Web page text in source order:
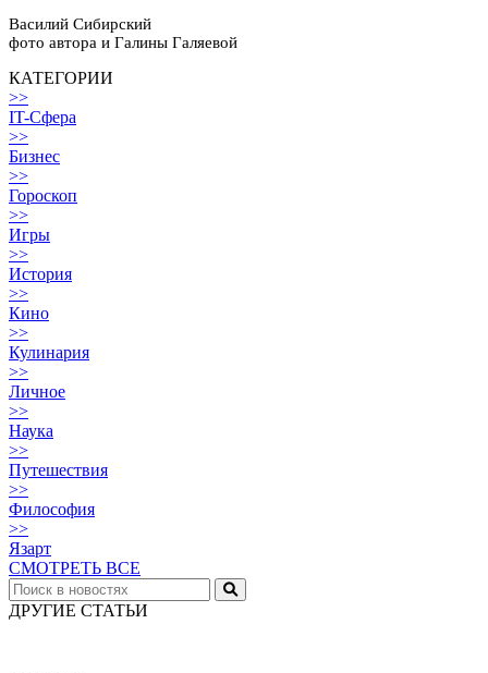
Василий Сибирский
фото автора и Галины Галяевой
КАТЕГОРИИ
>>
IT-Сфера
>>
Бизнес
>>
Гороскоп
>>
Игры
>>
История
>>
Кино
>>
Кулинария
>>
Личное
>>
Наука
>>
Путешествия
>>
Философия
>>
Язарт
СМОТРЕТЬ ВСЕ
ДРУГИЕ СТАТЬИ